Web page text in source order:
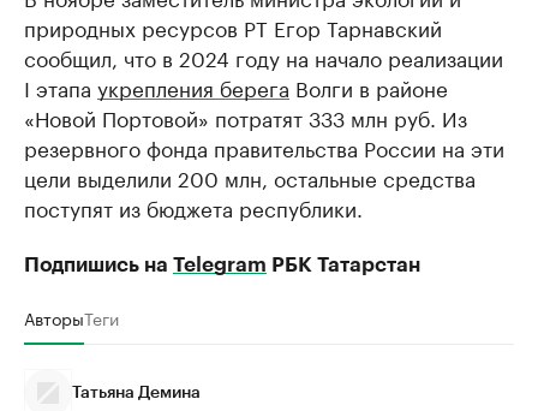
природных ресурсов РТ Егор Тарнавский
сообщил, что в 2024 году на начало реализации
I этапа укрепления берега Волги в районе
«Новой Портовой» потратят 333 млн руб. Из
резервного фонда правительства России на эти
цели выделили 200 млн, остальные средства
поступят из бюджета республики.
Подпишись на Telegram РБК Татарстан
АвторыТеги
Татьяна Демина